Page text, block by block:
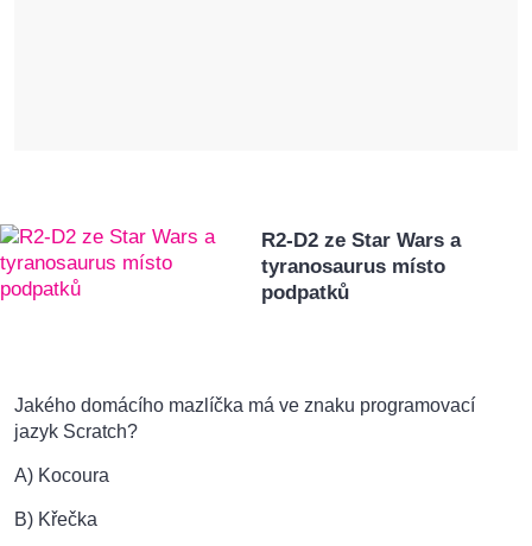
R2-D2 ze Star Wars a
tyranosaurus místo
podpatků
Jakého domácího mazlíčka má ve znaku programovací
jazyk Scratch?
A) Kocoura
B) Křečka